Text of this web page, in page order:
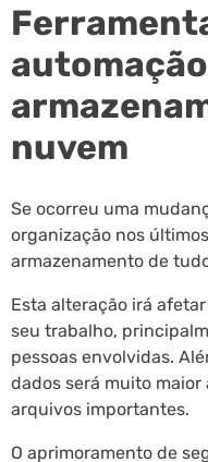
nuvem
Se ocorreu uma
organização nos
armazenamento de
Esta alteração irá
seu trabalho,
pessoas envolvidas.
dados será muito
arquivos importantes.
O aprimoramento de